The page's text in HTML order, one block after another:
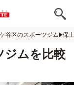
谷区のスポーツジム 保
ジムを比較